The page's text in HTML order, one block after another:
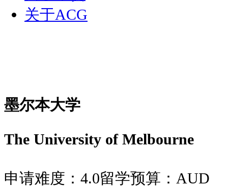
关于ACG
墨尔本大学
The University of Melbourne
申请难度： 4.0留学预算： AUD